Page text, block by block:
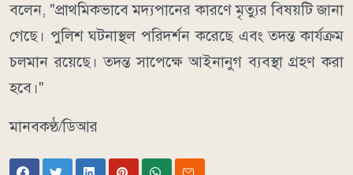
বলেন, "প্রাথমিকভাবে মদ্যপানের কারণে মৃত্যুর বিষয়টি জানা
গেছে। পুলিশ ঘটনাস্থল পরিদর্শন করেছে এবং তদন্ত কার্যক্রম
চলমান রয়েছে। তদন্ত সাপেক্ষে আইনানুগ ব্যবস্থা গ্রহণ করা
হবে।"
মানবকণ্ঠ/ডিআর